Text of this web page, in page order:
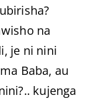
na
je ni nini
Baba, au
kujenga